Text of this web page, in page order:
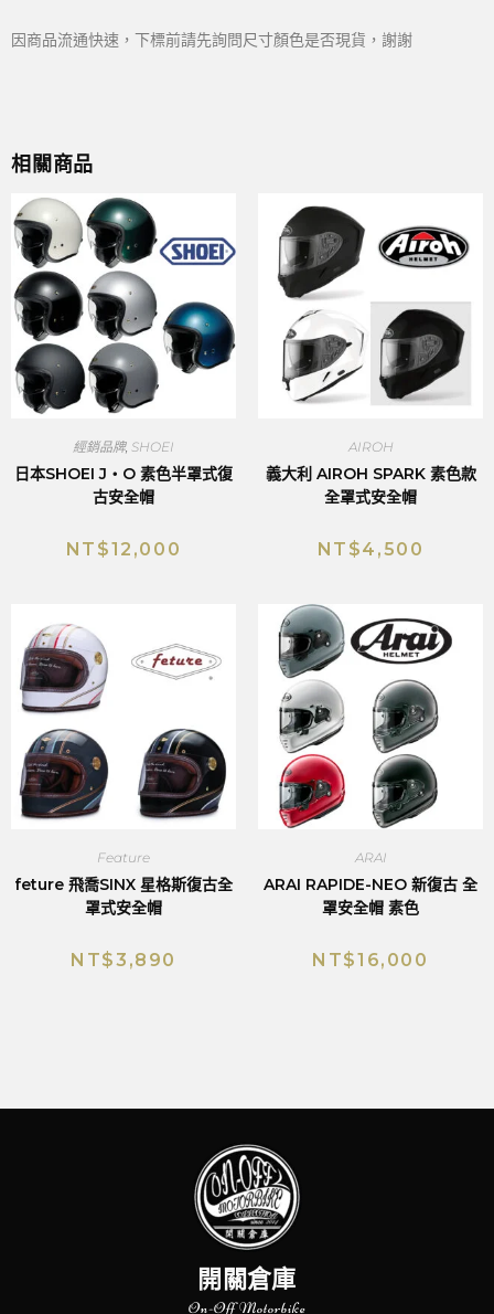
因商品流通快速，下標前請先詢問尺寸顏色是否現貨，謝謝
相關商品
經銷品牌, SHOEI
日本SHOEI J・O 素色半罩式復
古安全帽
NT$12,000
AIROH
義大利 AIROH SPARK 素色款
全罩式安全帽
NT$4,500
Feature
feture 飛喬SINX 星格斯復古全
罩式安全帽
NT$3,890
ARAI
ARAI RAPIDE-NEO 新復古 全
罩安全帽 素色
NT$16,000
開關倉庫
On-Off Motorbike